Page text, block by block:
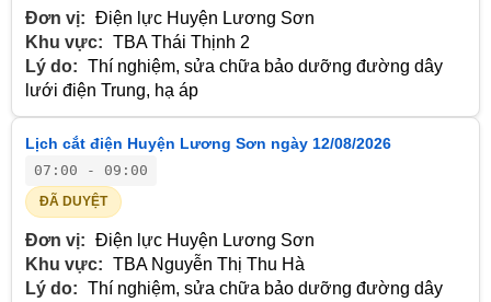
Đơn vị: Điện lực Huyện Lương Sơn
Khu vực: TBA Thái Thịnh 2
Lý do: Thí nghiệm, sửa chữa bảo dưỡng đường dây
lưới điện Trung, hạ áp
Lịch cắt điện Huyện Lương Sơn ngày 12/08/2026
07:00 - 09:00
ĐÃ DUYỆT
Đơn vị: Điện lực Huyện Lương Sơn
Khu vực: TBA Nguyễn Thị Thu Hà
Lý do: Thí nghiệm, sửa chữa bảo dưỡng đường dây